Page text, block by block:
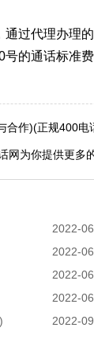
过代理办理
的通话标准费
合作)(正规400电
网为你提供更多
2022-
2022-
2022-
2022-
2022-